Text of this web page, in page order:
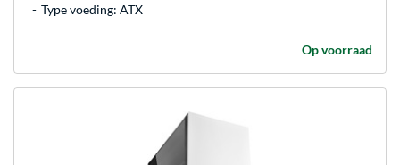
Type voeding: ATX
Op voorraad